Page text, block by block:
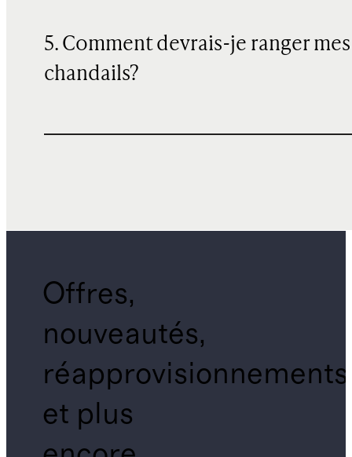
5. Comment devrais-je ranger mes
chandails?
Offres,
nouveautés,
réapprovisionnements
et plus